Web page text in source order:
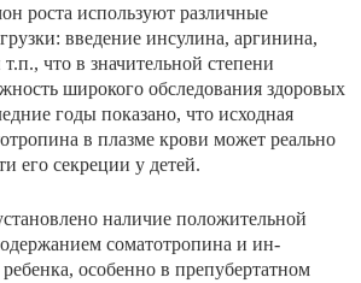
роста используют различные
введение инсулина, аргинина,
что в значительной степени
широкого обследования здоро­вых
годы показано, что исход­ная
в плазме крови может реально
его секреции у детей.
наличие положительной
соматотропина и ин­
особенно в препубертатном